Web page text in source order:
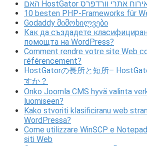
10 besten PHP-Frameworks für
Godaddy მიმოხილვები
Как да създадете
помощта на WordPress?
Comment rendre votre site Web
référencement?
HostGatorの長所と短所–
すか？
Onko Joomla CMS hyvä valinta
luomiseen?
Kako stvoriti klasificiranu web
WordPressa?
Come utilizzare WinSCP e
siti Web